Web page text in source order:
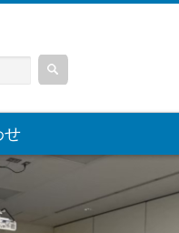
せ